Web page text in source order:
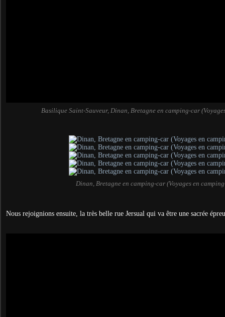
Basilique Saint-Sauveur, Dinan, Bretagne en camping-car
Dinan, Bretagne en camping-car (Voyages en
Nous rejoignions ensuite, la très belle rue Jersual qui va être une sacrée